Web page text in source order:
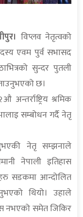
विप्लव नेतृत्वको
एवम पुर्व सभासद
सुन्दर पुतली
छ।
श्रमिक
सम्बोधन गर्दै नेतृ
नेतृ सम्झनाले
नेपाली इतिहास
सडकमा आन्दोलित
थियो। उहाले
नभएको समेत जिकिर